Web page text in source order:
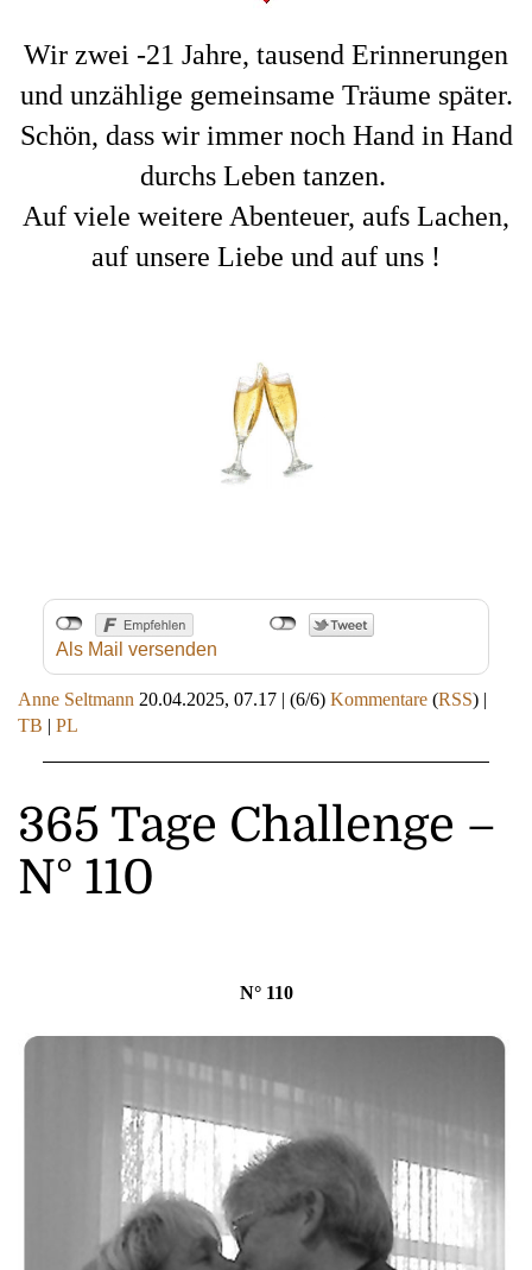
Wir zwei -21 Jahre, tausend Erinnerungen
und unzählige gemeinsame Träume später.
Schön, dass wir immer noch Hand in Hand
durchs Leben tanzen.
Auf viele weitere Abenteuer, aufs Lachen,
auf unsere Liebe und auf uns !
Als Mail versenden
Anne Seltmann 20.04.2025, 07.17 | (6/6) Kommentare (RSS) |
TB | PL
365 Tage Challenge –
N° 110
N° 110